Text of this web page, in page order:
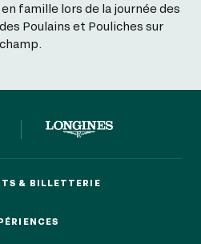
famille lors de la journée des
Poulains et Pouliches sur
& BILLETTERIE